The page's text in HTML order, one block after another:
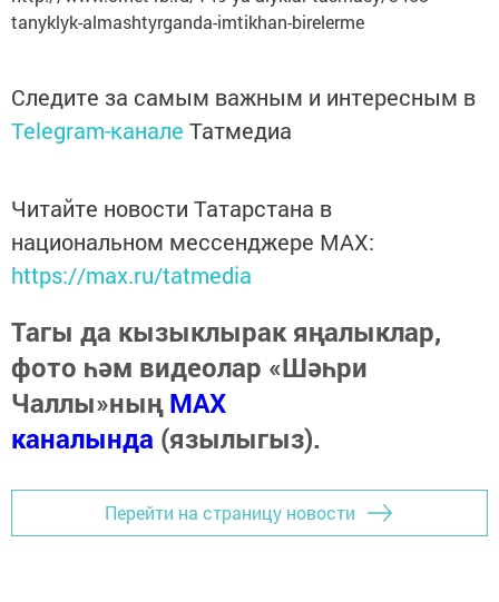
tanyklyk-almashtyrganda-imtikhan-birelerme
Следите за самым важным и интересным в
Telegram-канале Татмедиа
Читайте новости Татарстана в
национальном мессенджере MАХ:
https://max.ru/tatmedia
Тагы да кызыклырак яңалыклар,
фото һәм видеолар «Шәһри
Чаллы»ныңMAX
каналында (язылыгыз).
Перейти на страницу новости